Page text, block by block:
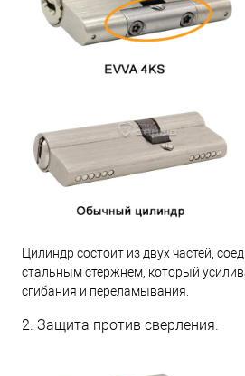
Цилиндр состоит из двух частей,
стальным стержнем, который
сгибания и переламывания.
2. Защита против сверления.